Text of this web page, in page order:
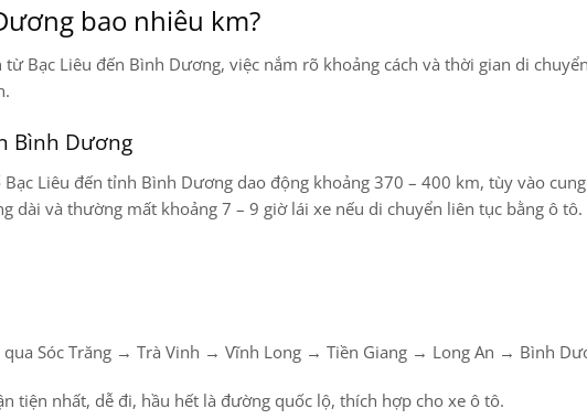
bao nhiêu km?
từ Bạc Liêu đến Bình Dương, việc nắm rõ khoảng cách và thời gian di
Bình Dương
Liêu đến tỉnh Bình Dương dao động khoảng 370 – 400 km, tùy vào
dài và thường mất khoảng 7 – 9 giờ lái xe nếu di chuyển liên tục bằng ô tô.
Sóc Trăng → Trà Vinh → Vĩnh Long → Tiền Giang → Long An → Bình
tiện nhất, dễ đi, hầu hết là đường quốc lộ, thích hợp cho xe ô tô.